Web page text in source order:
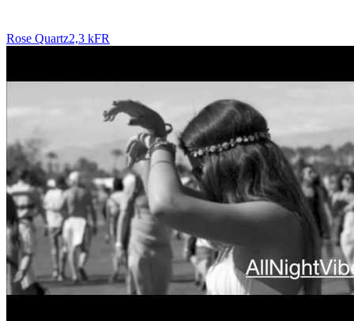
Rose Quartz2,3 kFR